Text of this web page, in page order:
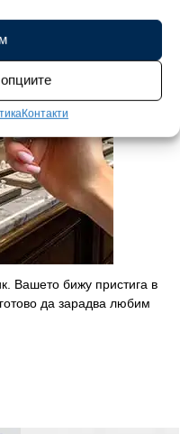
Контакти
Вашето бижу пристига в
да зарадва любим